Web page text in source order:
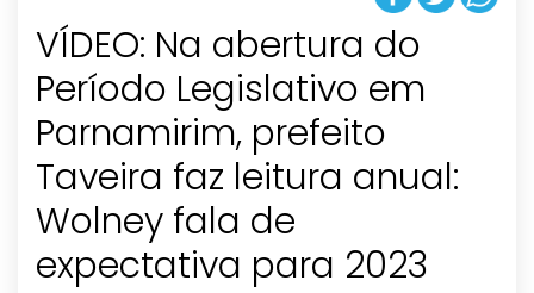
VÍDEO: Na abertura do
Período Legislativo em
Parnamirim, prefeito
Taveira faz leitura anual:
Wolney fala de
expectativa para 2023